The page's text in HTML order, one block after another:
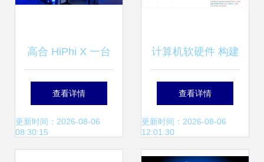
高合 HiPhi X 一台
生在当下，活在未
来的可进化超跑
查看详情
更新时间：2026-08-06
08:30:15
计算机软硬件 构建
数字世界的基石
查看详情
更新时间：2026-08-06
12:01:30